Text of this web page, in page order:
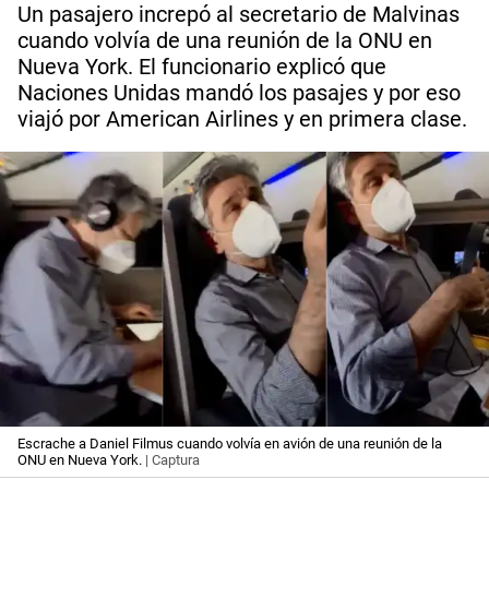
Un pasajero increpó al secretario de Malvinas
cuando volvía de una reunión de la ONU en
Nueva York. El funcionario explicó que
Naciones Unidas mandó los pasajes y por eso
viajó por American Airlines y en primera clase.
Escrache a Daniel Filmus cuando volvía en avión de una reunión de la
ONU en Nueva York. | Captura